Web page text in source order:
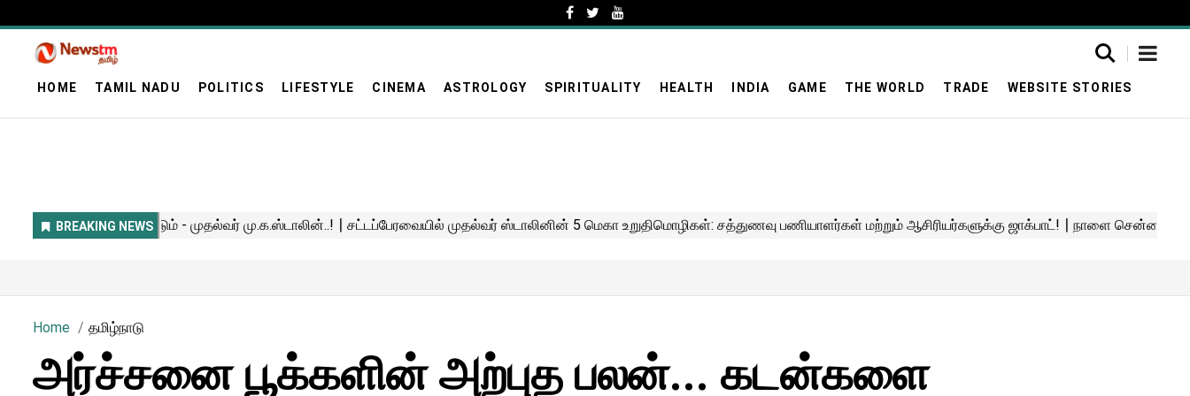
HOME TAMIL NADU POLITICS LIFESTYLE CINEMA ASTROLOGY SPIRITUALITY HEALTH INDIA GAME THE WORLD TRADE WEBSITE STORIES
Home தமிழ்நாடு
அர்ச்சனை பூக்களின் அற்புத பலன்... கடன்களை